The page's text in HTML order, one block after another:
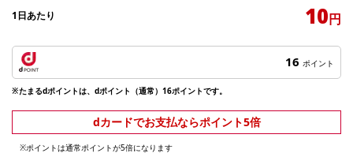
1日あたり 10円
16 ポイント
※たまるdポイントは、dポイント（通常）16ポイントです。
dカードでお支払ならポイント5倍
※ポイントは通常ポイントが5倍になります